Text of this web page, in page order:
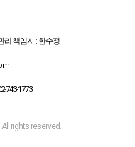
리 책임자 : 한수정
743-1773
rights reserved.